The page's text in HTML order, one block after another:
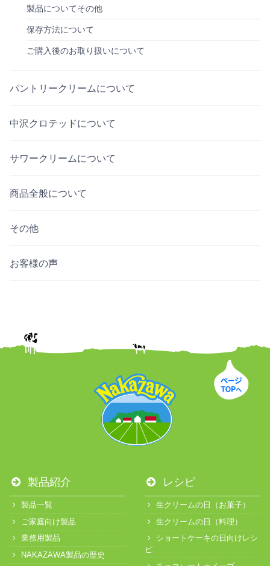
製品についてその他
保存方法について
ご購入後のお取り扱いについて
パントリークリームについて
中沢クロテッドについて
サワークリームについて
商品全般について
その他
お客様の声
製品紹介
製品一覧
ご家庭向け製品
業務用製品
NAKAZAWA製品の歴史
レシピ
生クリームの日（お菓子）
生クリームの日（料理）
ショートケーキの日向けレシ
ピ